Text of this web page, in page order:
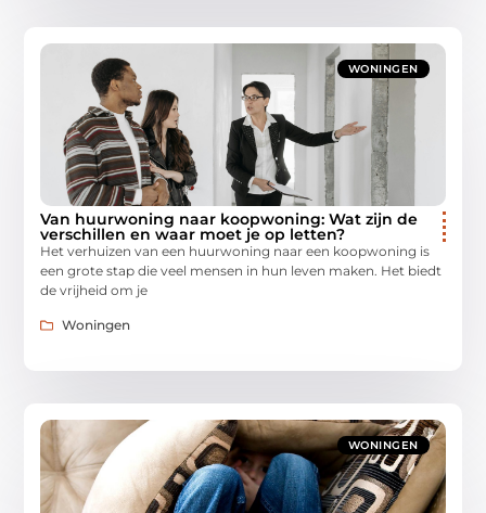
WONINGEN
Van huurwoning naar koopwoning: Wat zijn de
verschillen en waar moet je op letten?
Het verhuizen van een huurwoning naar een koopwoning is
een grote stap die veel mensen in hun leven maken. Het biedt
de vrijheid om je
Woningen
WONINGEN